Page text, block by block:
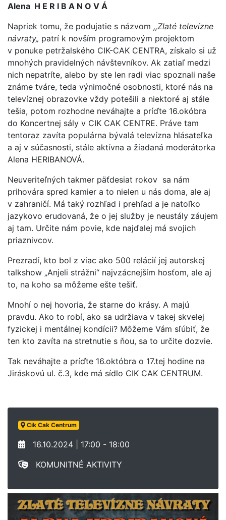
Alena H E R I B A N O V Á
Napriek tomu, že podujatie s názvom ,,Zlaté televízne
návraty„ patrí k novším programovým projektom
v ponuke petržalského CIK-CAK CENTRA, získalo si už
mnohých pravidelných návštevníkov. Ak zatiaľ medzi
nich nepatríte, alebo by ste len radi viac spoznali naše
známe tváre, teda výnimočné osobnosti, ktoré nás na
televíznej obrazovke vždy potešili a niektoré aj stále
tešia, potom rozhodne neváhajte a príďte 16.okóbra
do Koncertnej sály v CIK CAK CENTRE. Práve tam
tentoraz zavíta populárna bývalá televízna hlásateľka
a aj v súčasnosti, stále aktívna a žiadaná moderátorka
Alena HERIBANOVÁ.
Neuveriteľných takmer päťdesiat rokov sa nám
prihovára spred kamier a to nielen u nás doma, ale aj
v zahraničí. Má taký rozhľad i prehľad a je natoľko
jazykovo erudovaná, že o jej služby je neustály záujem
aj tam. Určite nám povie, kde najďalej má svojich
priaznivcov.
Prezradí, kto bol z viac ako 500 relácií jej autorskej
talkshow „Anjeli strážni“ najvzácnejším hosťom, ale aj
to, na koho sa môžeme ešte tešiť.
Mnohí o nej hovoria, že starne do krásy. A majú
pravdu. Ako to robí, ako sa udržiava v takej skvelej
fyzickej i mentálnej kondícii? Môžeme Vám sľúbiť, že
ten kto zavíta na stretnutie s ňou, sa to určite dozvie.
Tak neváhajte a príďte 16.októbra o 17.tej hodine na
Jiráskovú ul. č.3, kde má sídlo CIK CAK CENTRUM.
Cik Cak Centrum
16.10.2024 | 17:00 - 18:00
KOMUNITNÉ AKTIVITY